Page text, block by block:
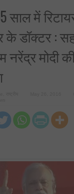
साल में
के डॉक्टर :
नरेंद्र मोदी